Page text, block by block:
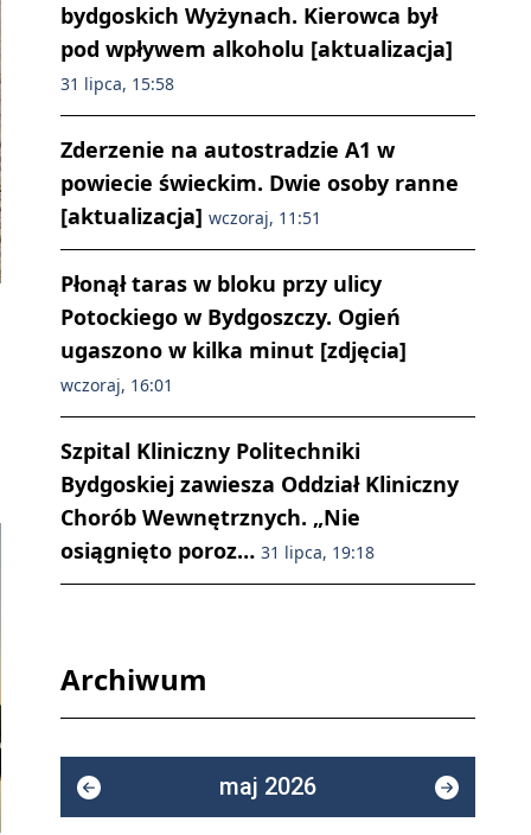
bydgoskich Wyżynach. Kierowca był
pod wpływem alkoholu [aktualizacja]
31 lipca, 15:58
Zderzenie na autostradzie A1 w
powiecie świeckim. Dwie osoby ranne
[aktualizacja] wczoraj, 11:51
Płonął taras w bloku przy ulicy
Potockiego w Bydgoszczy. Ogień
ugaszono w kilka minut [zdjęcia]
wczoraj, 16:01
Szpital Kliniczny Politechniki
Bydgoskiej zawiesza Oddział Kliniczny
Chorób Wewnętrznych. „Nie
osiągnięto poroz… 31 lipca, 19:18
Archiwum
maj 2026